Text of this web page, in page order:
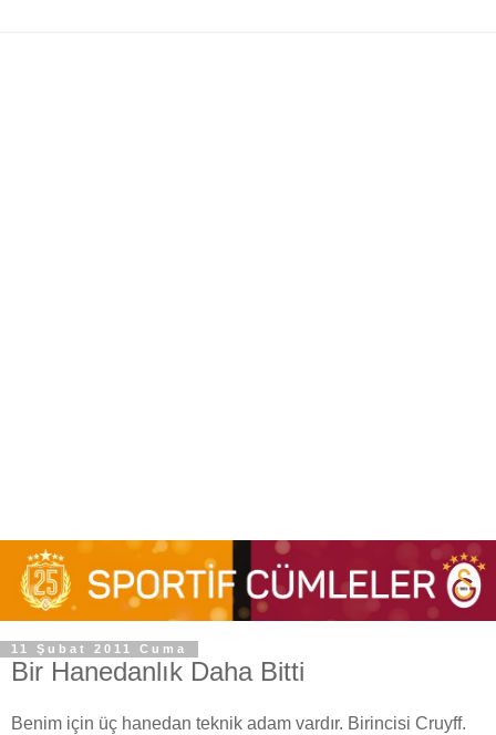
11 Şubat 2011 Cuma
Bir Hanedanlık Daha Bitti
Benim için üç hanedan teknik adam vardır. Birincisi Cruyff.